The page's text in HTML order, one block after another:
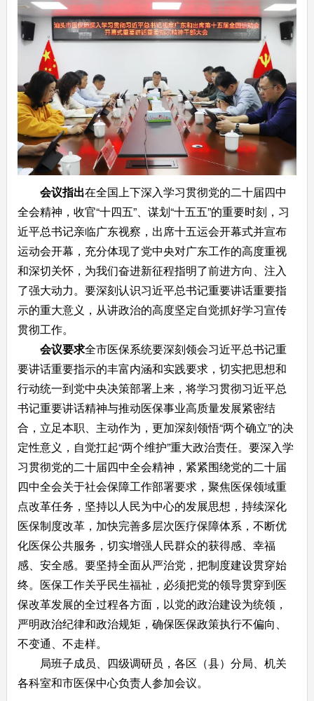
会议指出在全国上下深入学习贯彻党的二十届四中
全会精神，收官“十四五”、谋划“十五五”的重要时刻，习
近平总书记亲临广东视察，出席十五运会开幕式并宣布
运动会开幕，充分体现了党中央对广东工作的高度重视
和深切关怀，为我们奋进新征程指明了前进方向、注入
了强大动力。要深刻认识习近平总书记重要讲话重要指
示的重大意义，从讲政治的高度坚定自觉抓好学习宣传
贯彻工作。
会议要求全市医保系统要深刻领会习近平总书记重
要讲话重要指示的丰富内涵和实践要求，切实把思想和
行动统一到党中央决策部署上来，将学习贯彻习近平总
书记重要讲话精神与推动医保事业高质量发展紧密结
合，立足本职、主动作为，更加深刻领悟“两个确立”的决
定性意义，自觉扛起“两个维护”重大政治责任。要深入学
习贯彻党的二十届四中全会精神，紧紧围绕党的二十届
四中全会关于社会保障工作部署要求，聚焦医保领域重
点改革任务，坚持以人民为中心的发展思想，持续深化
医保制度改革，加快完善多层次医疗保障体系，不断优
化医保公共服务，切实增强人民群众的获得感、幸福
感、安全感。要坚持全面从严治党，把制度建设贯穿始
终。医保工作关乎民生福祉，必须把党的领导贯穿到医
保改革发展的全过程各方面，以党的政治建设为统领，
严明政治纪律和政治规矩，确保医保政策执行不偏向、
不变通、不走样。
局班子成员、四级调研员，各区（县）分局、机关
各科室和市医保中心负责人参加会议。